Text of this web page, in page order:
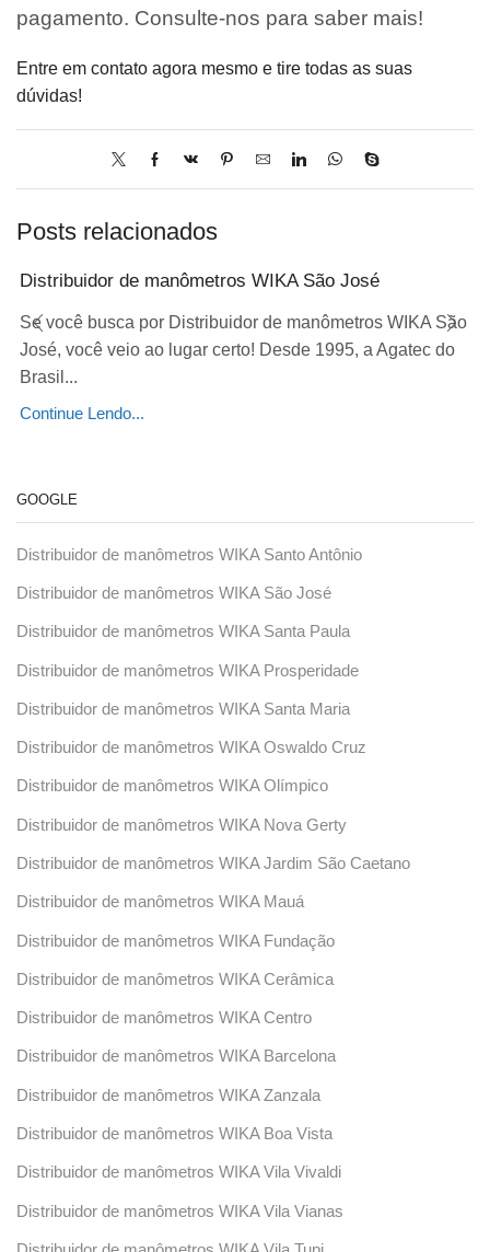
pagamento. Consulte-nos para saber mais!
Entre em contato agora mesmo e tire todas as suas
dúvidas!
Posts relacionados
Distribuidor de manômetros WIKA São José
Se você busca por Distribuidor de manômetros WIKA São
José, você veio ao lugar certo! Desde 1995, a Agatec do
Brasil...
Continue Lendo...
GOOGLE
Distribuidor de manômetros WIKA Santo Antônio
Distribuidor de manômetros WIKA São José
Distribuidor de manômetros WIKA Santa Paula
Distribuidor de manômetros WIKA Prosperidade
Distribuidor de manômetros WIKA Santa Maria
Distribuidor de manômetros WIKA Oswaldo Cruz
Distribuidor de manômetros WIKA Olímpico
Distribuidor de manômetros WIKA Nova Gerty
Distribuidor de manômetros WIKA Jardim São Caetano
Distribuidor de manômetros WIKA Mauá
Distribuidor de manômetros WIKA Fundação
Distribuidor de manômetros WIKA Cerâmica
Distribuidor de manômetros WIKA Centro
Distribuidor de manômetros WIKA Barcelona
Distribuidor de manômetros WIKA Zanzala
Distribuidor de manômetros WIKA Boa Vista
Distribuidor de manômetros WIKA Vila Vivaldi
Distribuidor de manômetros WIKA Vila Vianas